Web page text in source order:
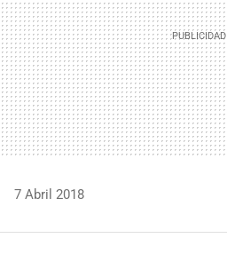
7 Abril 2018